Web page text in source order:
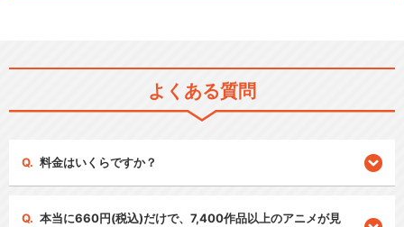
よくある質問
料金はいくらですか？
本当に660円(税込)だけで、7,400作品以上のアニメが見